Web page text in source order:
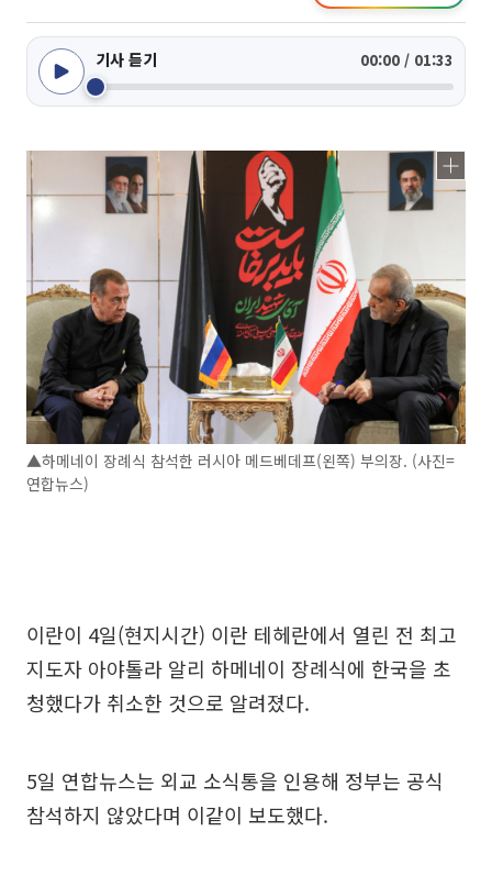
기사 듣기 00:00 / 01:33
▲하메네이 장례식 참석한 러시아 메드베데프(왼쪽) 부의장. (사진=
연합뉴스)
이란이 4일(현지시간) 이란 테헤란에서 열린 전 최고
지도자 아야톨라 알리 하메네이 장례식에 한국을 초
청했다가 취소한 것으로 알려졌다.
5일 연합뉴스는 외교 소식통을 인용해 정부는 공식
참석하지 않았다며 이같이 보도했다.